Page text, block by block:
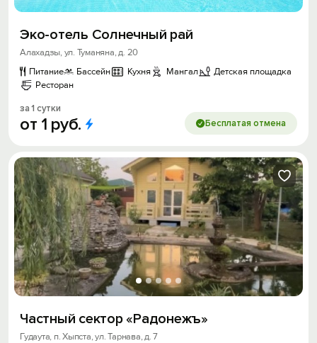
Эко-отель Солнечный рай
Алахадзы, ул. Туманяна, д. 20
Питание
Бассейн Кухня Мангал
Детская площадка
Ресторан
за 1 сутки
от 1 руб. Бесплатая отмена
Частный сектор «Радонежъ»
Гудаута, п. Хыпста, ул. Тарнава, д. 7